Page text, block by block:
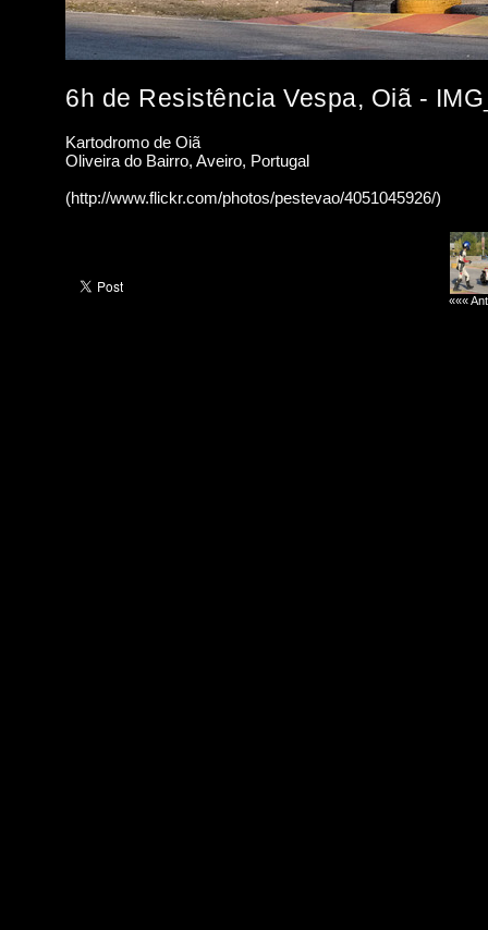
6h de Resistência Vespa, Oiã -
Kartodromo de Oiã
Oliveira do Bairro, Aveiro, Portugal
(http://www.flickr.com/photos/pestevao/4051045926/)
«««